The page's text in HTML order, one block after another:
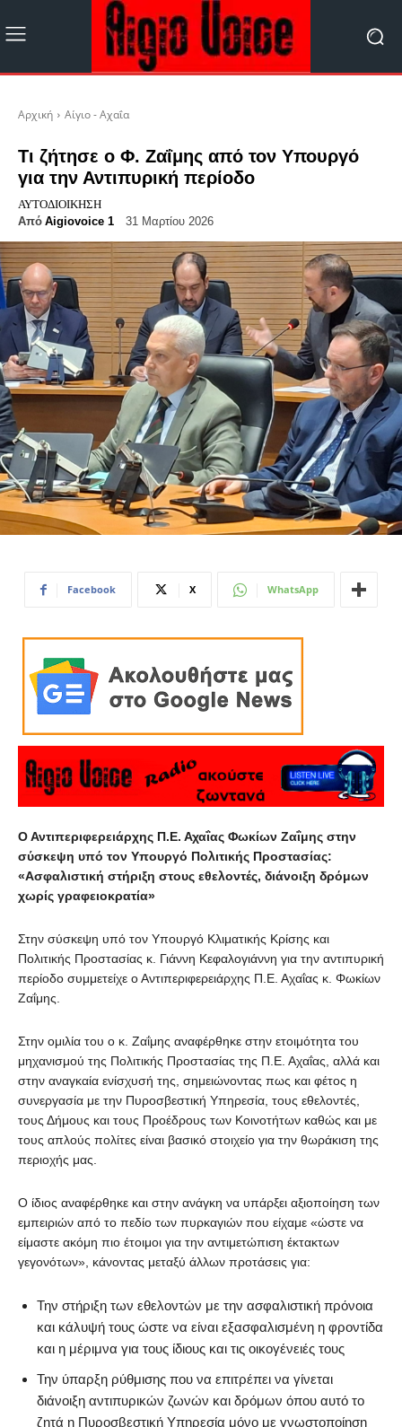
Αρχική Αίγιο - Αχαΐα
Τι ζήτησε o Φ. Ζαΐμης από τον Υπουργό
για την Αντιπυρική περίοδο
ΑΥΤΟΔΙΟΊΚΗΣΗ
Από Aigiovoice 1 31 Μαρτίου 2026
Facebook X WhatsApp
Ο Αντιπεριφερειάρχης Π.Ε. Αχαΐας Φωκίων Ζαΐμης στην
σύσκεψη υπό τον Υπουργό Πολιτικής Προστασίας:
«Ασφαλιστική στήριξη στους εθελοντές, διάνοιξη δρόμων
χωρίς γραφειοκρατία»
Στην σύσκεψη υπό τον Υπουργό Κλιματικής Κρίσης και
Πολιτικής Προστασίας κ. Γιάννη Κεφαλογιάννη για την αντιπυρική
περίοδο συμμετείχε ο Αντιπεριφερειάρχης Π.Ε. Αχαΐας κ. Φωκίων
Ζαΐμης.
Στην ομιλία του ο κ. Ζαΐμης αναφέρθηκε στην ετοιμότητα του
μηχανισμού της Πολιτικής Προστασίας της Π.Ε. Αχαΐας, αλλά και
στην αναγκαία ενίσχυσή της, σημειώνοντας πως και φέτος η
συνεργασία με την Πυροσβεστική Υπηρεσία, τους εθελοντές,
τους Δήμους και τους Προέδρους των Κοινοτήτων καθώς και με
τους απλούς πολίτες είναι βασικό στοιχείο για την θωράκιση της
περιοχής μας.
Ο ίδιος αναφέρθηκε και στην ανάγκη να υπάρξει αξιοποίηση των
εμπειριών από το πεδίο των πυρκαγιών που είχαμε «ώστε να
είμαστε ακόμη πιο έτοιμοι για την αντιμετώπιση έκτακτων
γεγονότων», κάνοντας μεταξύ άλλων προτάσεις για:
Την στήριξη των εθελοντών με την ασφαλιστική πρόνοια
και κάλυψή τους ώστε να είναι εξασφαλισμένη η φροντίδα
και η μέριμνα για τους ίδιους και τις οικογένειές τους
Την ύπαρξη ρύθμισης που να επιτρέπει να γίνεται
διάνοιξη αντιπυρικών ζωνών και δρόμων όπου αυτό το
ζητά η Πυροσβεστική Υπηρεσία μόνο με γνωστοποίηση